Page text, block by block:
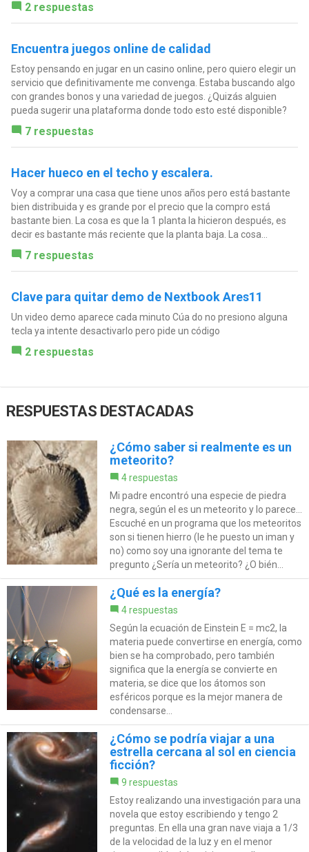
2 respuestas
Encuentra juegos online de calidad
Estoy pensando en jugar en un casino online, pero quiero elegir un
servicio que definitivamente me convenga. Estaba buscando algo
con grandes bonos y una variedad de juegos. ¿Quizás alguien
pueda sugerir una plataforma donde todo esto esté disponible?
7 respuestas
Hacer hueco en el techo y escalera.
Voy a comprar una casa que tiene unos años pero está bastante
bien distribuida y es grande por el precio que la compro está
bastante bien. La cosa es que la 1 planta la hicieron después, es
decir es bastante más reciente que la planta baja. La cosa...
7 respuestas
Clave para quitar demo de Nextbook Ares11
Un video demo aparece cada minuto Cúa do no presiono alguna
tecla ya intente desactivarlo pero pide un código
2 respuestas
RESPUESTAS DESTACADAS
¿Cómo saber si realmente es un
meteorito?
4 respuestas
Mi padre encontró una especie de piedra
negra, según el es un meteorito y lo parece...
Escuché en un programa que los meteoritos
son si tienen hierro (le he puesto un iman y
no) como soy una ignorante del tema te
pregunto ¿Sería un meteorito? ¿O bién...
¿Qué es la energía?
4 respuestas
Según la ecuación de Einstein E = mc2, la
materia puede convertirse en energía, como
bien se ha comprobado, pero también
significa que la energía se convierte en
materia, se dice que los átomos son
esféricos porque es la mejor manera de
condensarse...
¿Cómo se podría viajar a una
estrella cercana al sol en ciencia
ficción?
9 respuestas
Estoy realizando una investigación para una
novela que estoy escribiendo y tengo 2
preguntas. En ella una gran nave viaja a 1/3
de la velocidad de la luz y en el menor